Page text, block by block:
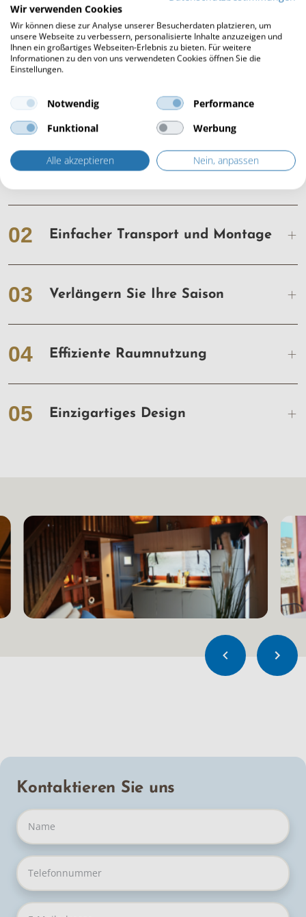
Hotspots ausblenden
Vorteile der Wander Lodge
01 Mobil & Flexibel
02 Einfacher Transport und Montage
03 Verlängern Sie Ihre Saison
04 Effiziente Raumnutzung
05 Einzigartiges Design
Kontaktieren Sie uns
Wir verwenden Cookies
Wir können diese zur Analyse unserer Besucherdaten platzieren, um
unsere Webseite zu verbessern, personalisierte Inhalte anzuzeigen und
Ihnen ein großartiges Webseiten-Erlebnis zu bieten. Für weitere
Informationen zu den von uns verwendeten Cookies öffnen Sie die
Einstellungen.
Notwendig
Performance
Funktional
Werbung
Alle akzeptieren Nein, anpassen